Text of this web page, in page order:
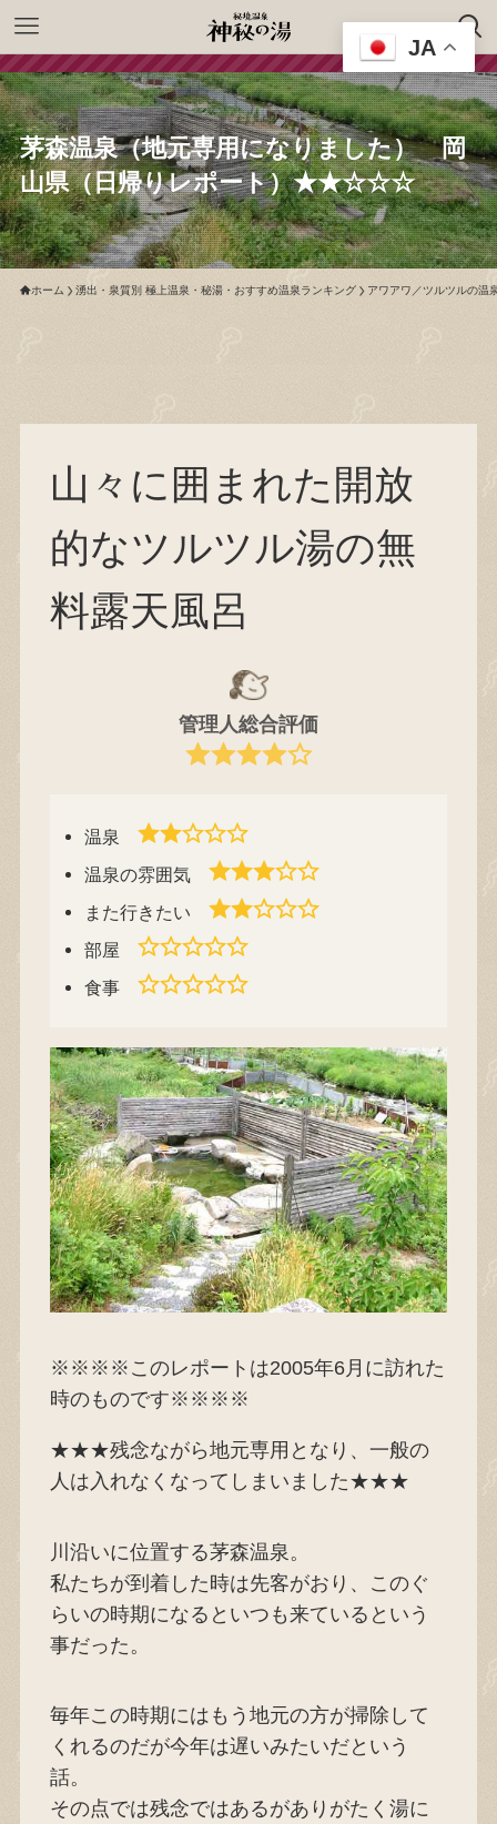
茅森温泉（地元専用になりました） 岡
山県（日帰りレポート）★★☆☆☆
ホーム 湧出・泉質別 極上温泉・秘湯・おすすめ温泉ランキング アワアワ／ツルツルの温
山々に囲まれた開放
的なツルツル湯の無
料露天風呂
管理人総合評価
温泉
温泉の雰囲気
また行きたい
部屋
食事
※※※※このレポートは2005年6月に訪れた
時のものです※※※※
★★★残念ながら地元専用となり、一般の
人は入れなくなってしまいました★★★
川沿いに位置する茅森温泉。
私たちが到着した時は先客がおり、このぐ
らいの時期になるといつも来ているという
事だった。
毎年この時期にはもう地元の方が掃除して
くれるのだが今年は遅いみたいだという
話。
その点では残念ではあるがありがたく湯に
JA